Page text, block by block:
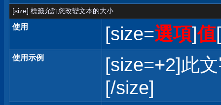
[size] 標籤允許您改變文本的大小.
使用 [size=選項]值
使用示例
[size=+2]此
[/size]